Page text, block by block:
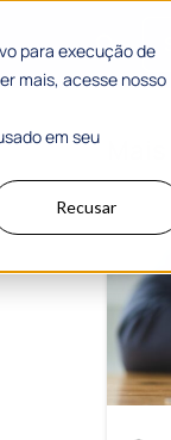
para execução de
mais, acesse nosso
em seu
Recusar